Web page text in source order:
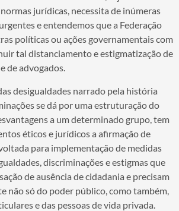
jurídicas, necessita de inúmeras
e entendemos que a Federação
políticas ou ações governamentais com
tal distanciamento e estigmatização de
de advogados.
desigualdades narrado pela história
se dá por uma estruturação do
a um determinado grupo, tem
éticos e jurídicos a afirmação de
para implementação de medidas
discriminações e estigmas que
de ausência de cidadania e precisam
não só do poder público, como também,
e das pessoas de vida privada.